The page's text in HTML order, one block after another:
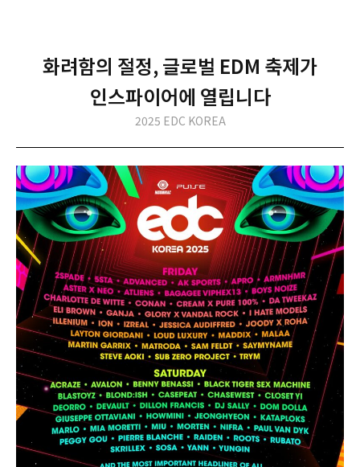
화려함의 절정, 글로벌 EDM 축제가
인스파이어에 열립니다
2025 EDC KOREA